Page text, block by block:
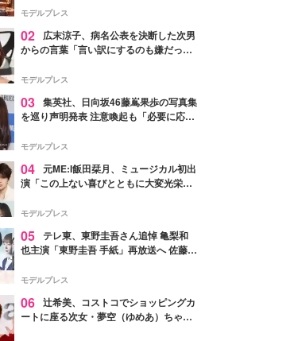
た。
進んで夢を掴みたい」【ゲネプロレポ】
モデルプレス
02
広末涼子、病名公表を決断した次男
からの言葉「言い訳にするのも嫌だっ
モデルプレス
03 集英社、日向坂46藤嶌果歩の写真集
を巡り声明発表 注意喚起も「必要に応じ
モデルプレス
04 元ME:I飯田栞月、ミュージカル初出
演「この上ない喜びとともに大変光栄」
ャスト発表
モデルプレス
05 テレ東、東野圭吾さん追悼 亀梨和
也主演「東野圭吾 手紙」再放送へ 佐藤隆
モデルプレス
06 辻希美、コストコでショッピングカ
ートに座る次女・夢空（ゆめあ）ちゃん